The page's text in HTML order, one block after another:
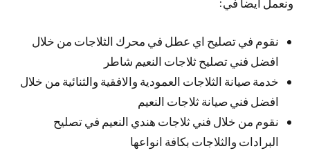
ونعمل أيضا في:
نقوم في تصليح اي عطل في محرك الثلاجات من خلال
افضل فني تصليح ثلاجات النعيم شاطر
خدمة صيانة الثلاجات العمودية والافقية والثنائية من خلال
افضل فني صيانة ثلاجات النعيم
نقوم من خلال فني ثلاجات هندي النعيم في تصليح
البرادات والثلاجات بكافة انواعها